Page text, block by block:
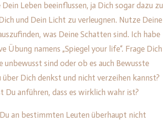
Leben beeinflussen, ja Dich sogar dazu zu
und Dein Licht zu verleugnen. Nutze Deine
was Deine Schatten sind. Ich habe
Übung namens „Spiegel your life“. Frage Dich
unbewusst sind oder ob es auch Bewusste
Dich denkst und nicht verzeihen kannst?
Du anführen, dass es wirklich wahr ist?
an bestimmten Leuten überhaupt nicht